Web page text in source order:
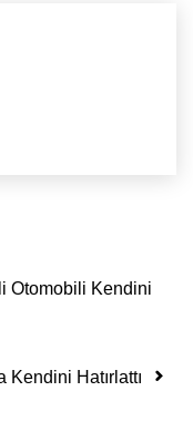
Otomobili Kendini
Kendini Hatırlattı